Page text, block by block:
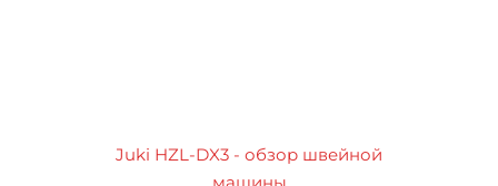
Juki HZL-DX3 - обзор швейной